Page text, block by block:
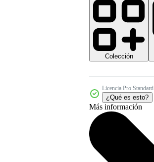
Colección
Licencia Pro Standard
¿Qué es esto?
Más información